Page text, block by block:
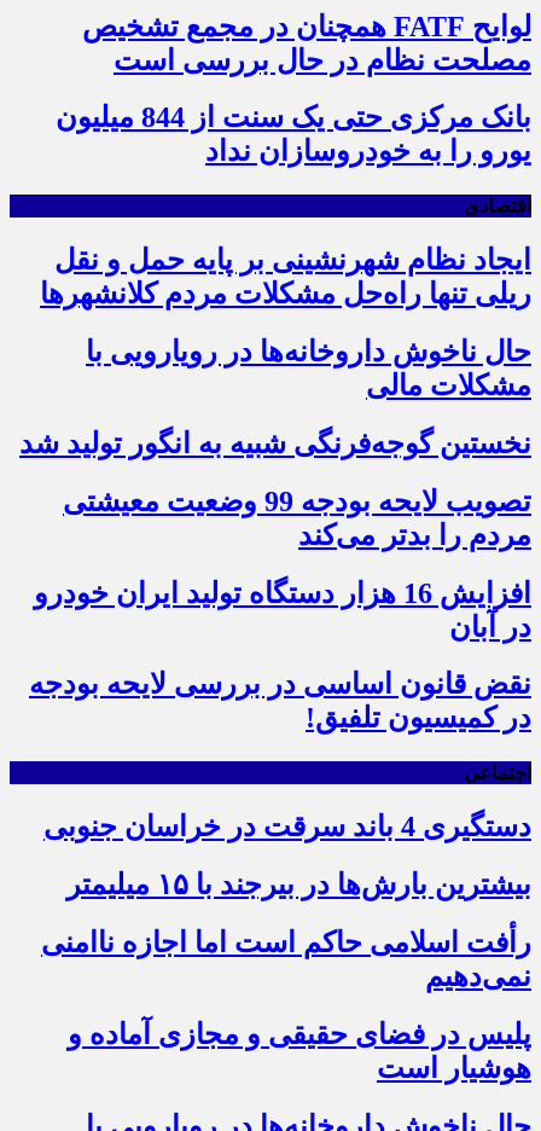
لوایح FATF همچنان در مجمع تشخیص
مصلحت نظام در حال بررسی است
بانک مرکزی حتی یک سنت از 844 میلیون
یورو را به خودروسازان نداد
اقتصادی
ایجاد نظام شهرنشینی بر پایه حمل و نقل
ریلی تنها راه‌حل مشکلات مردم کلانشهرها
حال ناخوش داروخانه‌ها در رویارویی با
مشکلات مالی
نخستین گوجه‌فرنگی شبیه به انگور تولید شد
تصویب لایحه بودجه 99 وضعیت معیشتی
مردم را بدتر می‌کند
افزایش 16 هزار دستگاه تولید ایران خودرو
در آبان
نقض قانون اساسی در بررسی لایحه بودجه
در کمیسیون تلفیق!
اجتماعی
دستگیری 4 باند سرقت در خراسان جنوبی
بیشترین بارش‌ها در بیرجند با ۱۵ میلیمتر
رأفت اسلامی حاکم است اما اجازه ناامنی
نمی‌دهیم
پلیس در فضای حقیقی و مجازی آماده و
هوشیار است